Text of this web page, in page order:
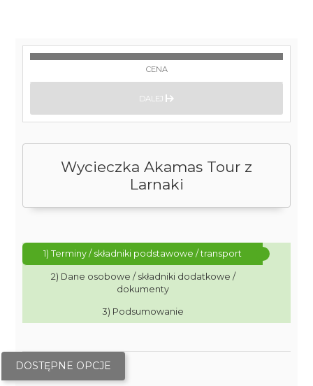
Wycieczka Akamas Tour z
Larnaki
1) Terminy / składniki podstawowe / transport
2) Dane osobowe / składniki dodatkowe /
dokumenty
3) Podsumowanie
DOSTĘPNE OPCJE
CENA
DALEJ